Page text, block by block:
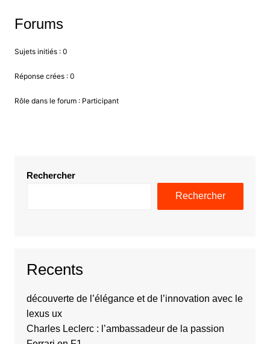
Forums
Sujets initiés : 0
Réponse crées : 0
Rôle dans le forum : Participant
Rechercher
Rechercher
Recents
découverte de l’élégance et de l’innovation avec le
lexus ux
Charles Leclerc : l’ambassadeur de la passion